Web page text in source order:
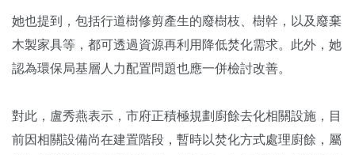
她也提到，包括行道樹修剪產生的廢樹枝、樹幹，以及廢棄
木製家具等，都可透過資源再利用降低焚化需求。此外，她
認為環保局基層人力配置問題也應一併檢討改善。
對此， 盧秀燕表示，市府正積極規劃廚餘去化相關設施，目
前因相關設備尚在建置階段，暫時以焚化方式處理廚餘，屬